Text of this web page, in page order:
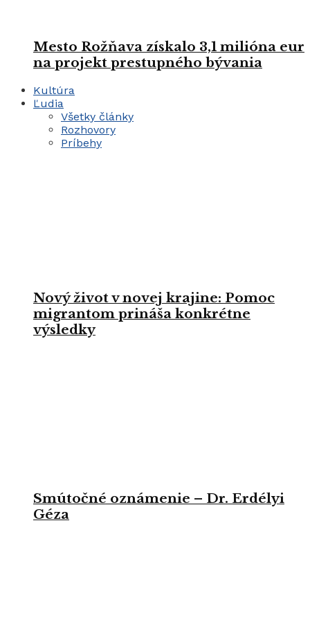
Mesto Rožňava získalo 3,1 milióna eur
na projekt prestupného bývania
Kultúra
Ľudia
Všetky články
Rozhovory
Príbehy
Nový život v novej krajine: Pomoc
migrantom prináša konkrétne
výsledky
Smútočné oznámenie – Dr. Erdélyi
Géza